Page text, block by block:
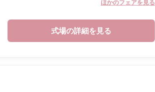
ほかのフェアを見る
式場の詳細を見る